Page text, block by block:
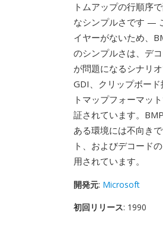
トムアップの行順序
なシンプルさです —
イヤーがないため、
のシンプルさは、デ
が問題になるシナリオ
GDI、クリップボー
トマップフォーマッ
証されています。
ある環境には不向き
ト、およびデコード
用されています。
開発元: Microsoft
初回リリース: 1990